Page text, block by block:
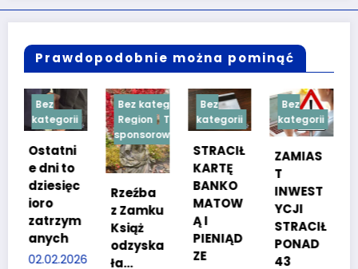
Prawdopodobnie można pominąć
Bez kategorii
Region
Treść
sponsorowana
Rzeźba
z Zamku
Książ
odzyska
ła…
Bez
kategorii
STRACIŁ
KARTĘ
BANKO
MATOW
Ą I
PIENIĄD
ZE
Bez
kategorii
ZAMIAS
T
INWEST
YCJI
STRACIŁ
PONAD
43
Bez
kategorii
TESTY
NOŚCIO
WE DLA
KANDYD
ATÓW
DO